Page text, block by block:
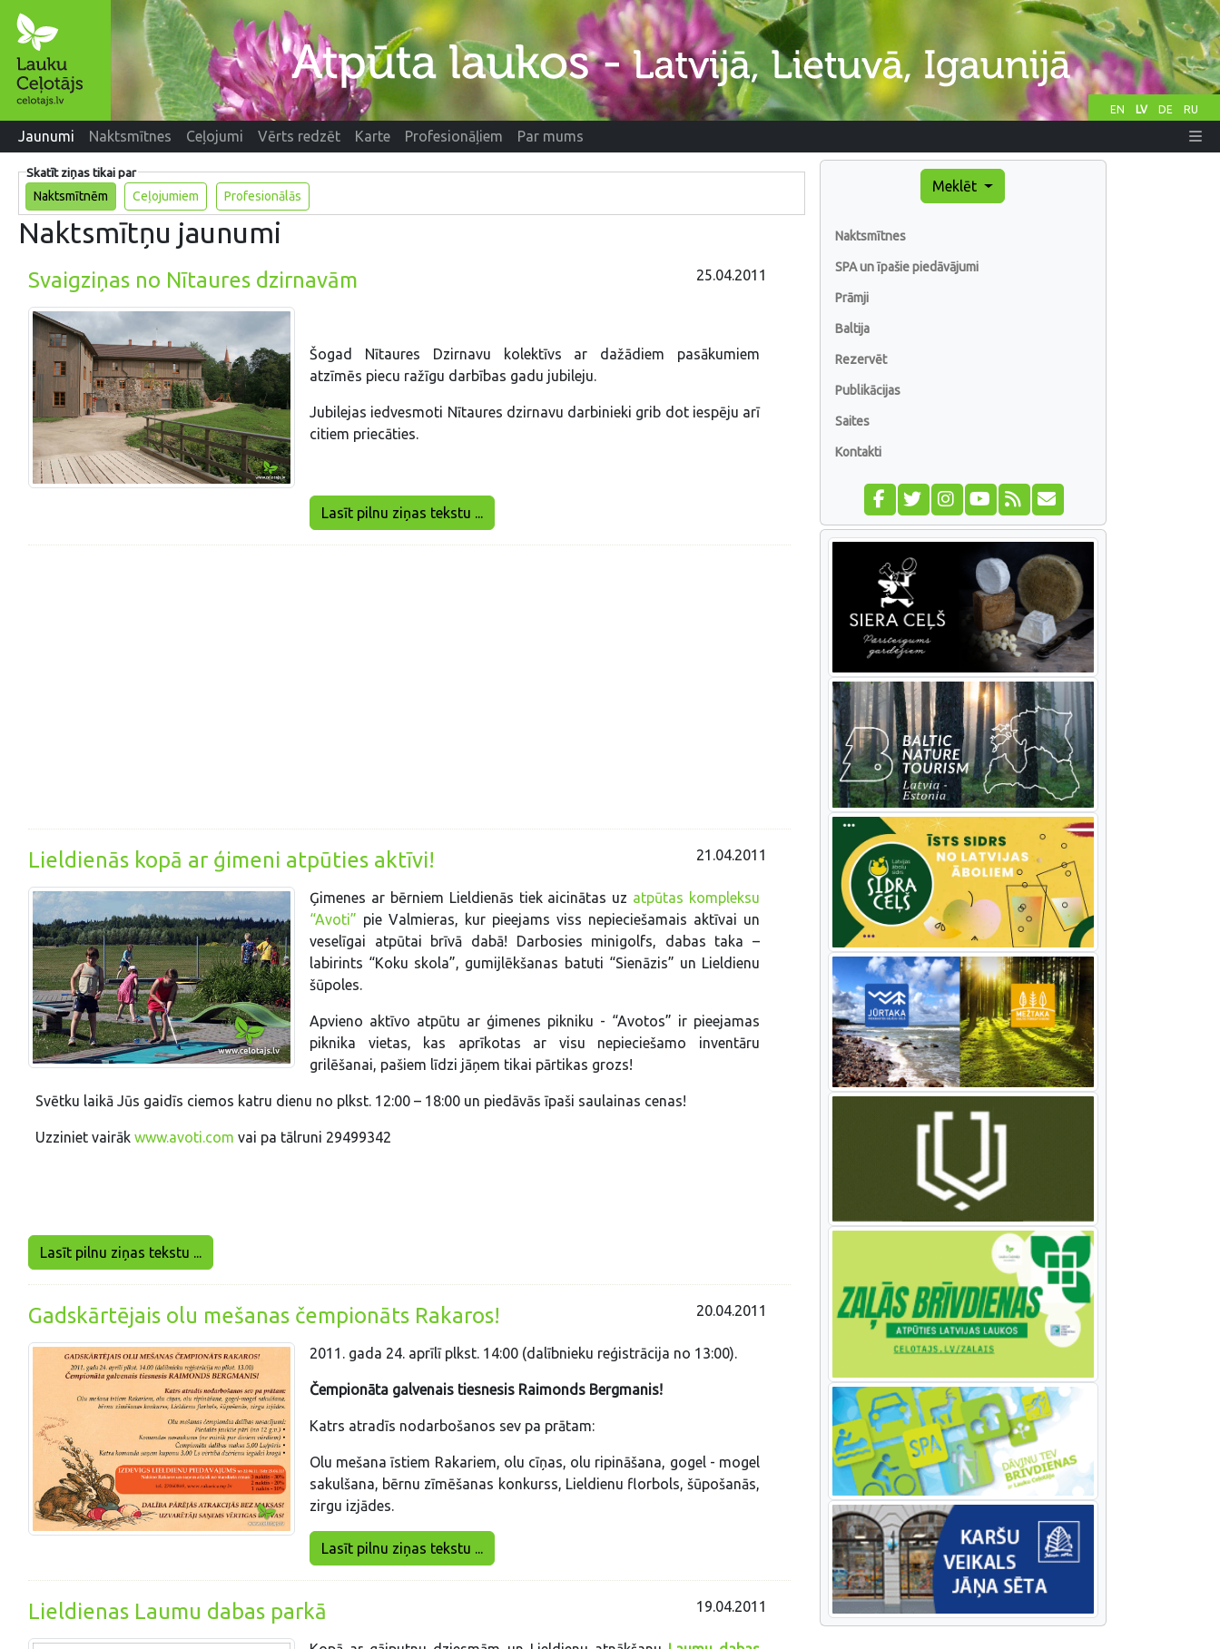
EN LV DE RU
Jaunumi Naktsmītnes Ceļojumi Vērts redzēt Karte Profesionāļiem Par mums
Skatīt ziņas tikai par
Naktsmītnēm
Ceļojumiem Profesionālās
Naktsmītņu jaunumi
Svaigziņas no Nītaures dzirnavām 25.04.2011
Šogad Nītaures Dzirnavu kolektīvs ar dažādiem pasākumiem
atzīmēs piecu ražīgu darbības gadu jubileju.
Jubilejas iedvesmoti Nītaures dzirnavu darbinieki grib dot iespēju arī
citiem priecāties.
Lasīt pilnu ziņas tekstu ...
Lieldienās kopā ar ģimeni atpūties aktīvi! 21.04.2011
Ģimenes ar bērniem Lieldienās tiek aicinātas uz atpūtas kompleksu
“Avoti” pie Valmieras, kur pieejams viss nepieciešamais aktīvai un
veselīgai atpūtai brīvā dabā! Darbosies minigolfs, dabas taka –
labirints “Koku skola”, gumijlēkšanas batuti “Sienāzis” un Lieldienu
šūpoles.
Apvieno aktīvo atpūtu ar ģimenes pikniku - “Avotos” ir pieejamas
piknika vietas, kas aprīkotas ar visu nepieciešamo inventāru
grilēšanai, pašiem līdzi jāņem tikai pārtikas grozs!
Svētku laikā Jūs gaidīs ciemos katru dienu no plkst. 12:00 – 18:00 un piedāvās īpaši saulainas cenas!
Uzziniet vairākwww.avoti.com vai pa tālruni 29499342
Lasīt pilnu ziņas tekstu ...
Gadskārtējais olu mešanas čempionāts Rakaros! 20.04.2011
2011. gada 24. aprīlī plkst. 14:00 (dalībnieku reģistrācija no 13:00).
Čempionāta galvenais tiesnesis Raimonds Bergmanis!
Katrs atradīs nodarbošanos sev pa prātam:
Olu mešana īstiem Rakariem, olu cīņas, olu ripināšana, gogel - mogel
sakulšana, bērnu zīmēšanas konkurss, Lieldienu florbols, šūpošanās,
zirgu izjādes.
Lasīt pilnu ziņas tekstu ...
Lieldienas Laumu dabas parkā 19.04.2011
Meklēt
Naktsmītnes
SPA un īpašie piedāvājumi
Prāmji
Baltija
Rezervēt
Publikācijas
Saites
Kontakti